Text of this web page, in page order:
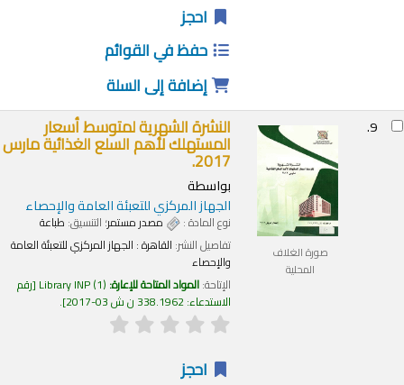
احجز
حفظ في القوائم
إضافة إلى السلة
9.
صورة الغلاف
المحلية
النشرة الشهرية لمتوسط أسعار
المستهلك لأهم السلع الغذائية مارس
2017.
بواسطة
الجهاز المركزي للتعبئة العامة والإحصاء
نوع المادة : مصدر مستمر؛ التنسيق:طباعة
تفاصيل النشر:القاهرة : الجهاز المركزي للتعبئة العامة
والإحصاء
الإتاحة:المواد المتاحة للإعارة: Library INP(1)
رقم
الاستدعاء:338.1962 ن ش 03-2017 .
احجز